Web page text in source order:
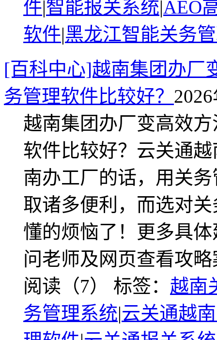
件|智能报关系统|AEO
软件|黑龙江智能关务
[百科中心]越南集团办厂
务管理软件比较好？
越南集团办厂变高效
软件比较好？云关通
南办工厂的话，用关
取诸多便利，而选对
懂的烦恼了！更多具
问老师及网页查看攻
阅读（7） 标签： 越南
务管理系统|云关通越